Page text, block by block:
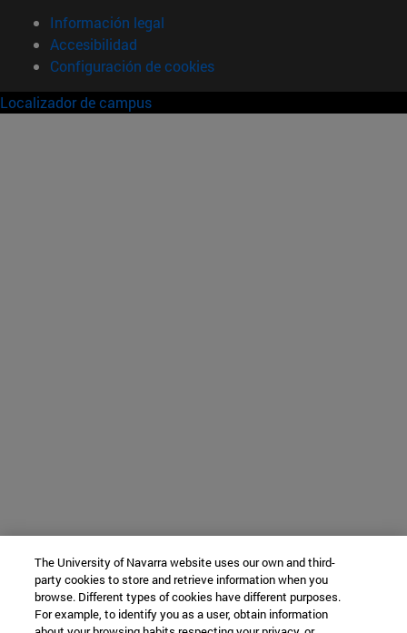
Información legal
Accesibilidad
Configuración de cookies
Localizador de campus
The University of Navarra website uses our own and third-
party cookies to store and retrieve information when you
browse. Different types of cookies have different purposes.
For example, to identify you as a user, obtain information